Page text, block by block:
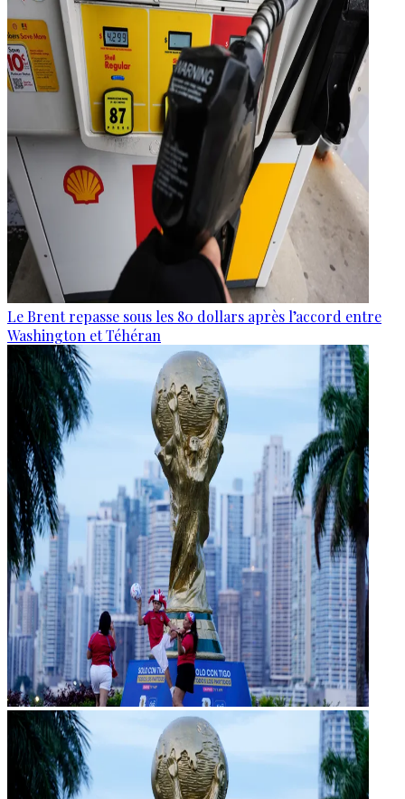
Le Brent repasse sous les 80 dollars après l’accord entre
Washington et Téhéran